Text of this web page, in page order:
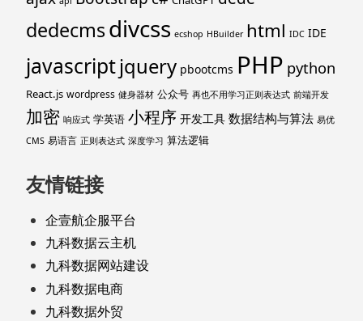
dedecmsdivcss ecshop HBuilder html IDC IDE
javascriptjquery pbootcms PHP python
React.js wordpress 健身器材 公众号 再也不用学习正则表达式 前端开发
加密 响应式 学英语 小程序 开发工具 数据结构与算法 易优
CMS 易语言 正则表达式 深度学习 算法逻辑
友情链接
企壹航企服平台
九科数据云主机
九科数据网站建设
九科数据电商
九科数据外贸